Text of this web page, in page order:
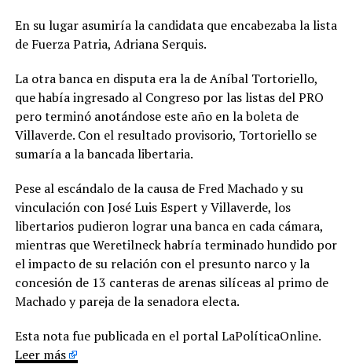
En su lugar asumiría la candidata que encabezaba la lista
de Fuerza Patria, Adriana Serquis.
La otra banca en disputa era la de Aníbal Tortoriello,
que había ingresado al Congreso por las listas del PRO
pero terminó anotándose este año en la boleta de
Villaverde. Con el resultado provisorio, Tortoriello se
sumaría a la bancada libertaria.
Pese al escándalo de la causa de Fred Machado y su
vinculación con José Luis Espert y Villaverde, los
libertarios pudieron lograr una banca en cada cámara,
mientras que Weretilneck habría terminado hundido por
el impacto de su relación con el presunto narco y la
concesión de 13 canteras de arenas silíceas al primo de
Machado y pareja de la senadora electa.
Esta nota fue publicada en el portal LaPolíticaOnline.
Leer más